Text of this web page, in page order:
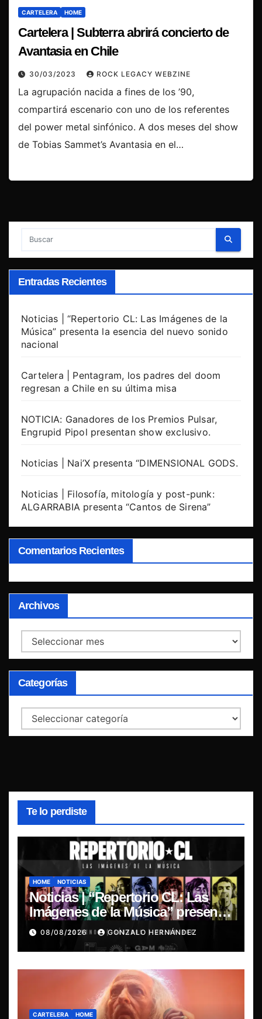
CARTELERA HOME
Cartelera | Subterra abrirá concierto de
Avantasia en Chile
30/03/2023 ROCK LEGACY WEBZINE
La agrupación nacida a fines de los ’90,
compartirá escenario con uno de los referentes
del power metal sinfónico. A dos meses del show
de Tobias Sammet’s Avantasia en el…
Entradas Recientes
Noticias | “Repertorio CL: Las Imágenes de la
Música” presenta la esencia del nuevo sonido
nacional
Cartelera | Pentagram, los padres del doom
regresan a Chile en su última misa
NOTICIA: Ganadores de los Premios Pulsar,
Engrupid Pipol presentan show exclusivo.
Noticias | Nai’X presenta “DIMENSIONAL GODS.
Noticias | Filosofía, mitología y post-punk:
ALGARRABIA presenta “Cantos de Sirena”
Comentarios Recientes
Archivos
Archivos
Categorías
Categorías
Te lo perdiste
HOME NOTICIAS
Noticias | “Repertorio CL: Las
Imágenes de la Música” presenta
la esencia del nuevo sonido
nacional
08/08/2026 GONZALO HERNÁNDEZ
CARTELERA HOME